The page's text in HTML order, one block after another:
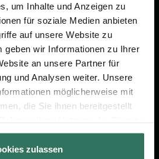
um Inhalte und Anzeigen zu
für soziale Medien anbieten
auf unsere Website zu
geben wir Informationen zu Ihrer
an unsere Partner für
und Analysen weiter. Unsere
möglicherweise mit
die Sie ihnen bereitgestellt
zulassen
FÜR BESTATTER
Online-Portal
Kostenlos registrieren